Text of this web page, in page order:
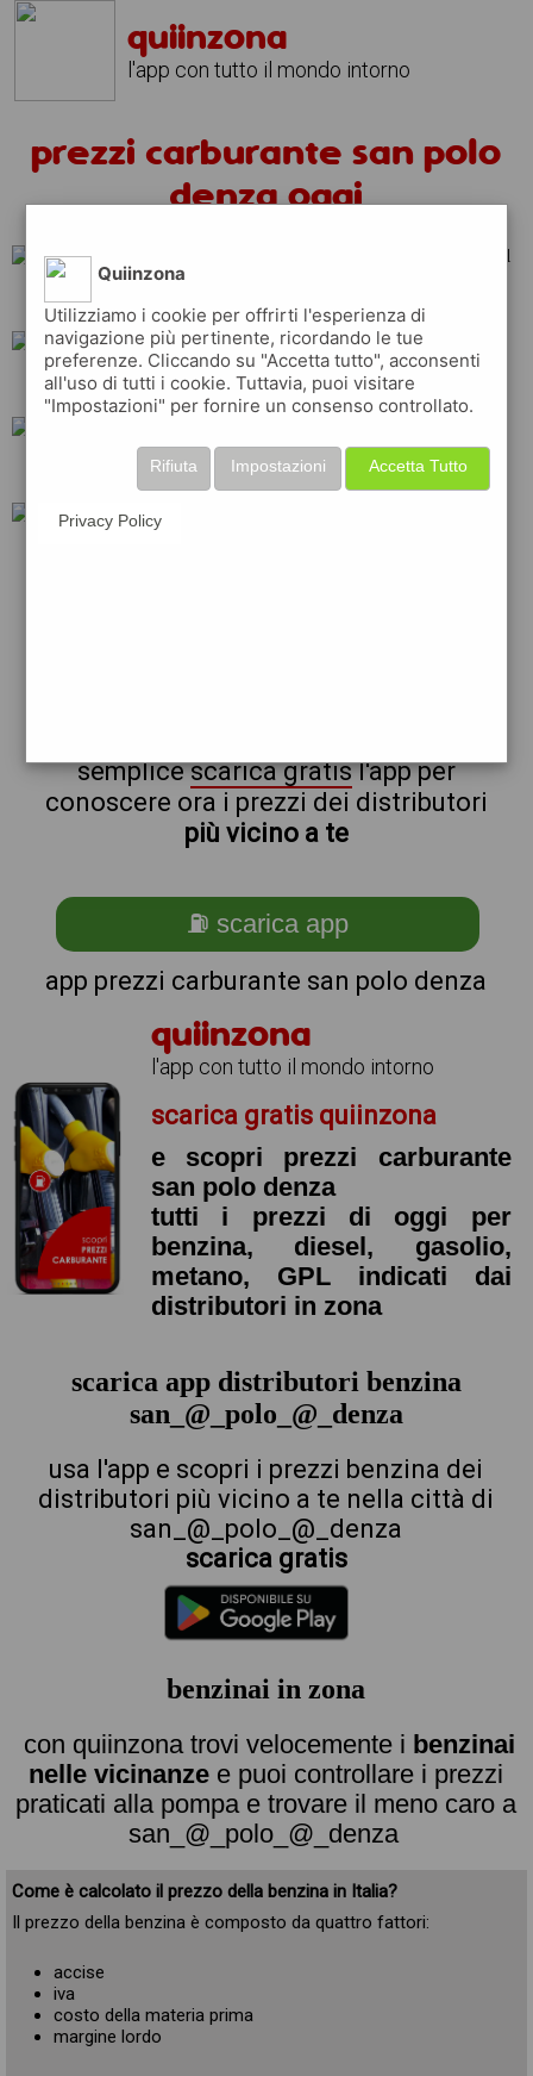
quiinzona
l'app con tutto il mondo intorno
prezzi carburante san polo
denza oggi
eni
api q8 tamoil
total erg
semplicescarica gratisl'app per
conoscere ora i prezzi dei distributori
più vicino a te
⛽ scarica app
app prezzi carburante san polo denza
quiinzona
l'app con tutto il mondo intorno
scarica gratis quiinzona
e scopri prezzi carburante
san polo denza
tutti i prezzi di oggi per
benzina, diesel, gasolio,
metano, GPL indicati dai
distributori in zona
scarica app distributori benzina
san_@_polo_@_denza
usa l'app e scopri i prezzi benzina dei
distributori più vicino a te nella città di
san_@_polo_@_denza
scarica gratis
benzinai in zona
con quiinzona trovi velocemente i benzinai
nelle vicinanze e puoi controllare i prezzi
praticati alla pompa e trovare il meno caro a
san_@_polo_@_denza
Come è calcolato il prezzo della benzina in Italia?
Il prezzo della benzina è composto da quattro fattori:
accise
iva
costo della materia prima
margine lordo
Quiinzona
Utilizziamo i cookie per offrirti l'esperienza di
navigazione più pertinente, ricordando le tue
preferenze. Cliccando su "Accetta tutto", acconsenti
all'uso di tutti i cookie. Tuttavia, puoi visitare
"Impostazioni" per fornire un consenso controllato.
Accetta Tutto
Impostazioni
Rifiuta
Privacy Policy